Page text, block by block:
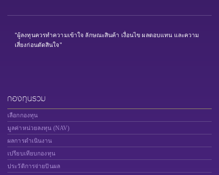
"ผู้ลงทุนควรทำความเข้าใจ ลักษณะสินค้า เงื่อนไข ผลตอบแทน และความ
เสี่ยงก่อนตัดสินใจ"
กองทุนรวม
เลือกกองทุน
มูลค่าหน่วยลงทุน (NAV)
ผลการดำเนินงาน
เปรียบเทียบกองทุน
ประวัติการจ่ายปันผล